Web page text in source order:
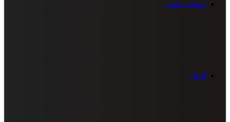
صفحه اصلی
اخبار